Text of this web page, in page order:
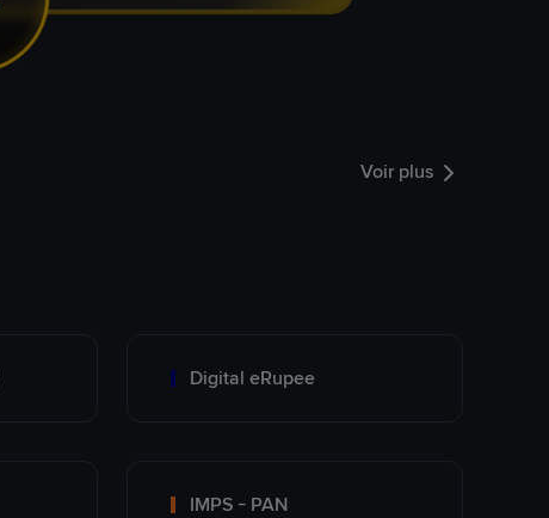
Voir plus
Digital eRupee
IMPS - PAN